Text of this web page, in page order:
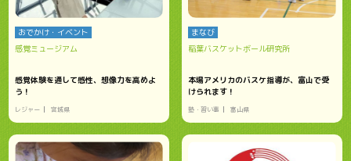
おでかけ・イベント
感覚ミュージアム
感覚体験を通して感性、想像力を高めよ
う！
レジャー 宮城県
まなび
稲葉バスケットボール研究所
本場アメリカのバスケ指導が、富山で受
けられます！
塾・習い事 富山県